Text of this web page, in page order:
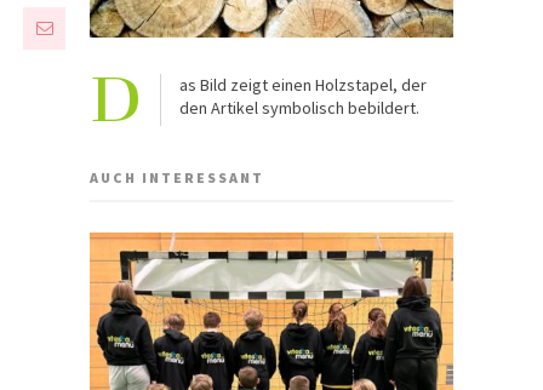
D
as Bild zeigt einen Holzstapel, der
den Artikel symbolisch bebildert.
AUCH INTERESSANT